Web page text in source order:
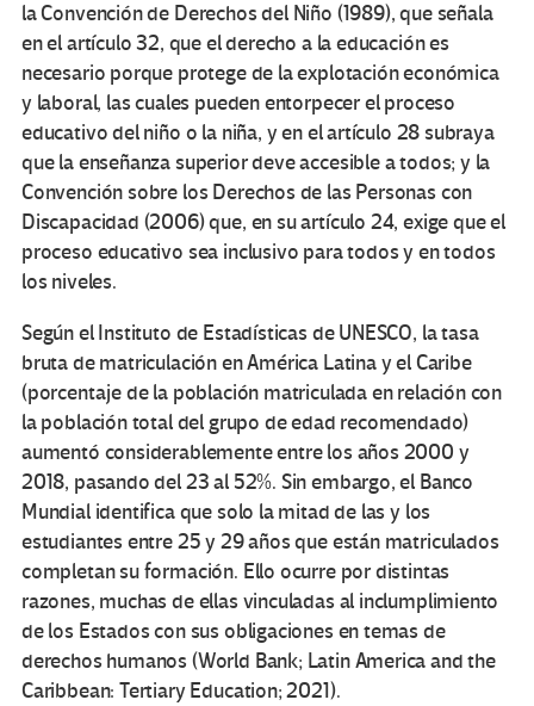
la Convención de Derechos del Niño (1989), que señala
en el artículo 32, que el derecho a la educación es
necesario porque protege de la explotación económica
y laboral, las cuales pueden entorpecer el proceso
educativo del niño o la niña, y en el artículo 28 subraya
que la enseñanza superior deve accesible a todos; y la
Convención sobre los Derechos de las Personas con
Discapacidad (2006) que, en su artículo 24, exige que el
proceso educativo sea inclusivo para todos y en todos
los niveles.
Según el Instituto de Estadísticas de UNESCO, la tasa
bruta de matriculación en América Latina y el Caribe
(porcentaje de la población matriculada en relación con
la población total del grupo de edad recomendado)
aumentó considerablemente entre los años 2000 y
2018, pasando del 23 al 52%. Sin embargo, el Banco
Mundial identifica que solo la mitad de las y los
estudiantes entre 25 y 29 años que están matriculados
completan su formación. Ello ocurre por distintas
razones, muchas de ellas vinculadas al inclumplimiento
de los Estados con sus obligaciones en temas de
derechos humanos (World Bank; Latin America and the
Caribbean: Tertiary Education; 2021).